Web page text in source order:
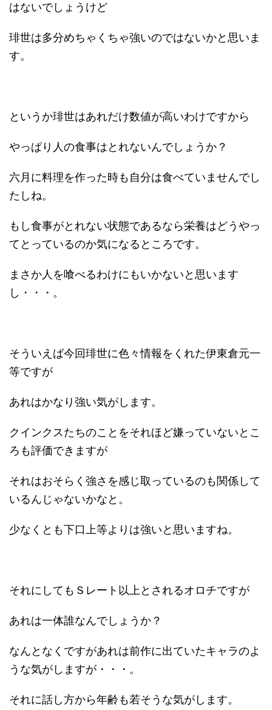
はないでしょうけど
琲世は多分めちゃくちゃ強いのではないかと思いま
す。
というか琲世はあれだけ数値が高いわけですから
やっぱり人の食事はとれないんでしょうか？
六月に料理を作った時も自分は食べていませんでし
たしね。
もし食事がとれない状態であるなら栄養はどうやっ
てとっているのか気になるところです。
まさか人を喰べるわけにもいかないと思います
し・・・。
そういえば今回琲世に色々情報をくれた伊東倉元一
等ですが
あれはかなり強い気がします。
クインクスたちのことをそれほど嫌っていないとこ
ろも評価できますが
それはおそらく強さを感じ取っているのも関係して
いるんじゃないかなと。
少なくとも下口上等よりは強いと思いますね。
それにしてもＳレート以上とされるオロチですが
あれは一体誰なんでしょうか？
なんとなくですがあれは前作に出ていたキャラのよ
うな気がしますが・・・。
それに話し方から年齢も若そうな気がします。